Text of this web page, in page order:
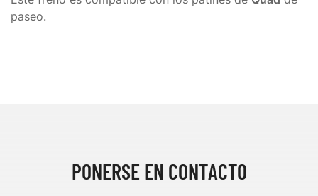
paseo.
PONERSE EN CONTACTO